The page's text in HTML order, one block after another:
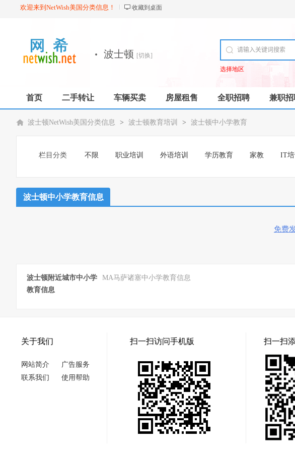
欢迎来到NetWish美国分类信息！ 收藏到桌面
· 波士顿 [切换]
选择地区
首页 二手转让 车辆买卖 房屋租售 全职招聘 兼职招
波士顿NetWish美国分类信息 > 波士顿教育培训 > 波士顿中小学教育
栏目分类 不限 职业培训 外语培训 学历教育 家教 IT培
波士顿中小学教育信息
免费
波士顿附近城市中小学
教育信息
MA马萨诸塞中小学教育信息
关于我们
网站简介
广告服务
联系我们
使用帮助
扫一扫访问手机版 扫一扫